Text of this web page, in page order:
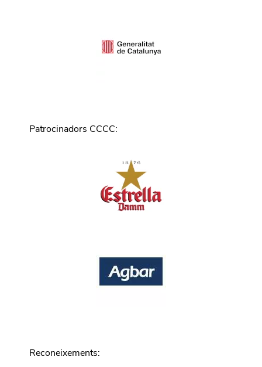
Patrocinadors CCCC:
Reconeixements: